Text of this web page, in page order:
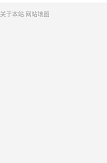
关于本站 网站地图